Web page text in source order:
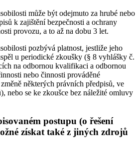
může být odejmuto za hrubé nebo
k zajištění bezpečnosti a ochrany
provozu, a to až na dobu 3 let.
pozbývá platnost, jestliže jeho
u periodické zkoušky (§ 8 vyhlášky č.
na odbornou kvalifikaci a odbornou
nebo činnosti prováděné
některých právních předpisů, ve
nebo se ke zkoušce bez náležité omluvy
postupu (o řešení
získat také z jiných zdrojů